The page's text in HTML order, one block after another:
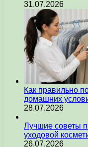
31.07.2026
Как правильно
домашних
28.07.2026
Лучшие советы
уходовой
26.07.2026